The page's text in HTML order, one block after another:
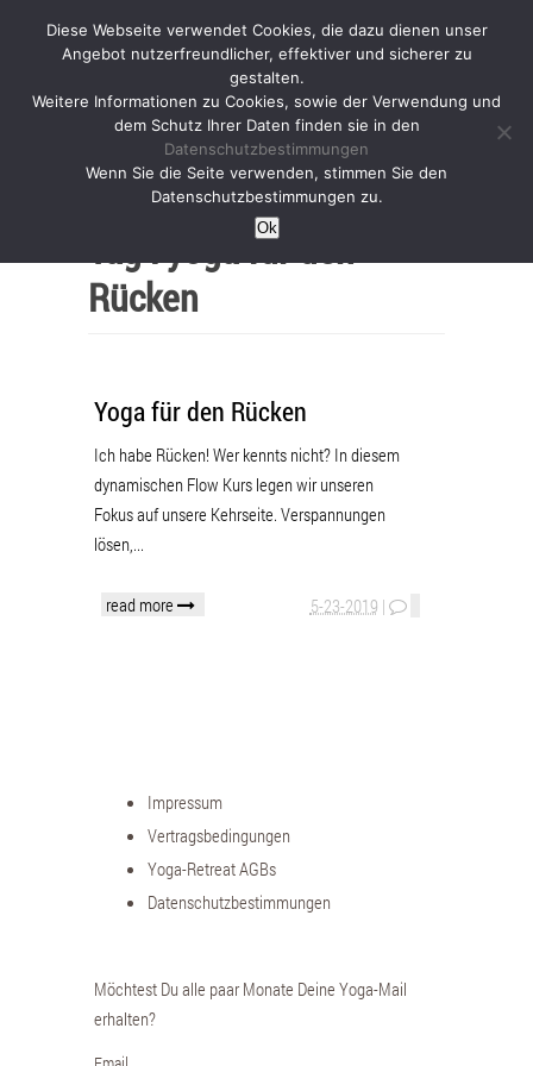
Home
yoga für den
Rücken
Yoga für den Rücken
Ich habe Rücken! Wer kennts nicht? In diesem
dynamischen Flow Kurs legen wir unseren
Fokus auf unsere Kehrseite. Verspannungen
lösen,...
read more 5-23-2019 |
Impressum
Vertragsbedingungen
Yoga-Retreat AGBs
Datenschutzbestimmungen
Möchtest Du alle paar Monate Deine Yoga-Mail
erhalten?
Diese Webseite verwendet Cookies, die dazu dienen unser
Angebot nutzerfreundlicher, effektiver und sicherer zu
gestalten.
Weitere Informationen zu Cookies, sowie der Verwendung und
dem Schutz Ihrer Daten finden sie in den
Datenschutzbestimmungen
Wenn Sie die Seite verwenden, stimmen Sie den
Datenschutzbestimmungen zu.
Ok